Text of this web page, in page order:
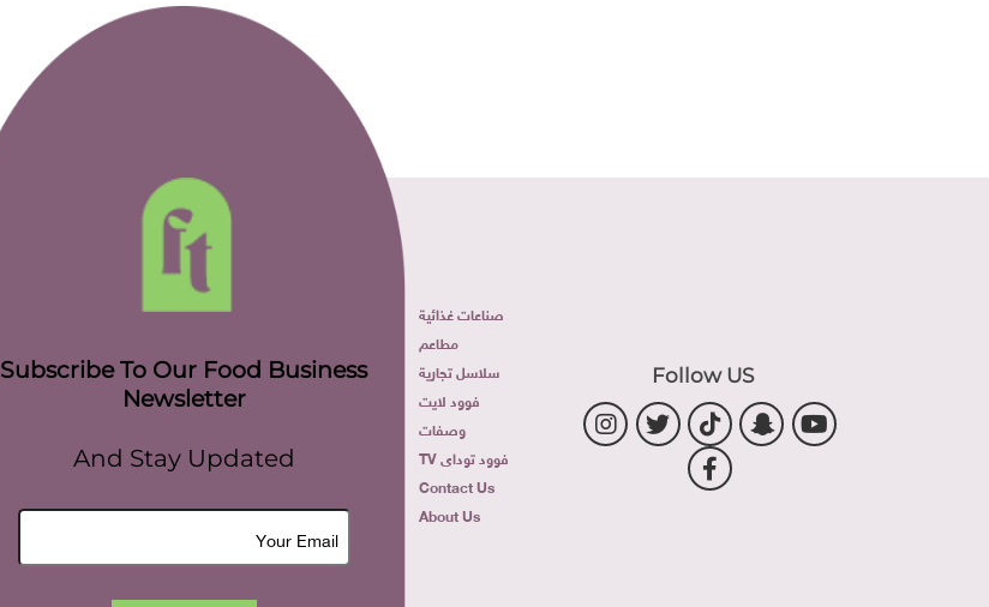
Follow US
صناعات غذائية
مطاعم
سلاسل تجارية
فوود لايت
وصفات
فوود توداى TV
Contact Us
About Us
Subscribe To Our Food Business
Newsletter
And Stay Updated